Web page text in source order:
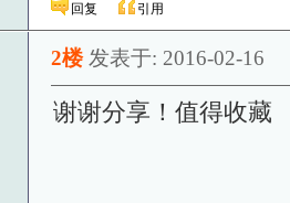
回复 引用
2楼 发表于: 2016-02-16
谢谢分享！值得收藏